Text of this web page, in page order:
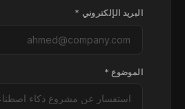
البريد الإلكتروني *
الموضوع *